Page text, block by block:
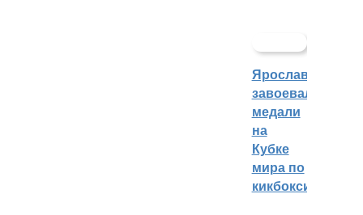
Ярославцы
завоевали
медали
на
Кубке
мира по
кикбоксингу